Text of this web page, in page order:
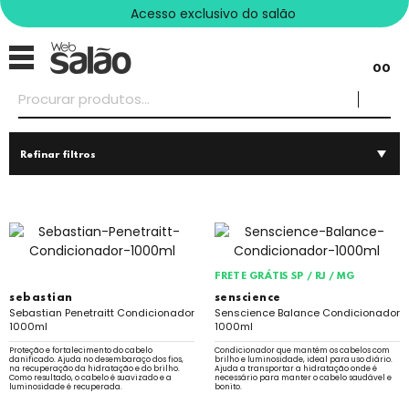
Acesso exclusivo do salão
00
Refinar filtros
sebastian
Sebastian Penetraitt Condicionador
1000ml
Proteção e fortalecimento do cabelo
danificado. Ajuda no desembaraço dos fios,
na recuperação da hidratação e do brilho.
Como resultado, o cabelo é suavizado e a
luminosidade é recuperada.
FRETE GRÁTIS SP / RJ / MG
senscience
Senscience Balance Condicionador
1000ml
Condicionador que mantém os cabelos com
brilho e luminosidade, ideal para uso diário.
Ajuda a transportar a hidratação onde é
necessário para manter o cabelo saudável e
bonito.